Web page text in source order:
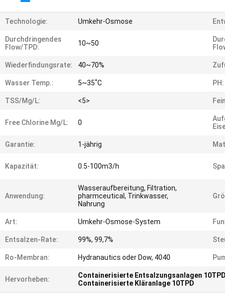
Technologie: Umkehr-Osmose
Durchdringendes
Flow/TPD:
10~50
Wiederfindungsrate: 40~70%
Wasser Temp.: 5~35˚C PH:
TSS/mg/L: <5>
Free Chlorine Mg/L: 0
Garantie: 1-jährig
Kapazität: 0.5-100m3/h
Anwendung:
Wasseraufbereitung, Filtration,
pharmceutical, Trinkwasser,
Nahrung
Art: Umkehr-Osmose-System
Entsalzen-Rate: 99%, 99,7%
Ro-Membran: Hydranautics oder Dow, 4040
Hervorheben: Containerisierte Entsalzungsanlagen 10TPD
Containerisierte Kläranlage 10TPD